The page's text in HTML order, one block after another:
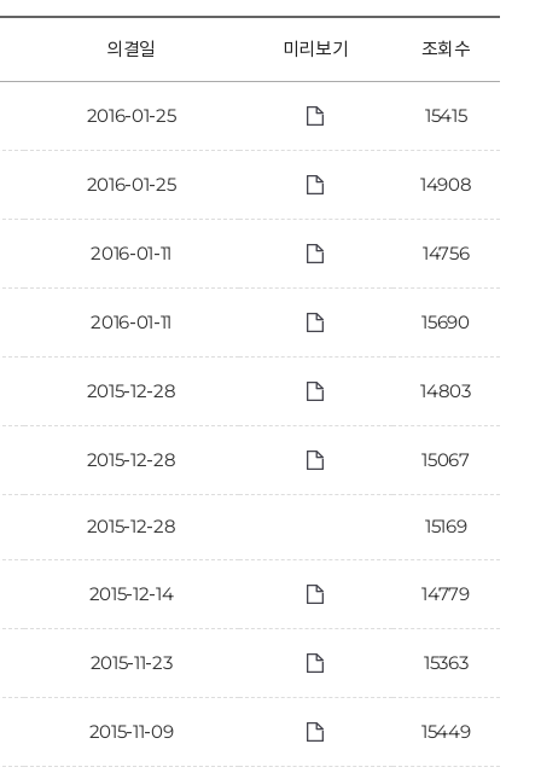
의결일 미리보기 조회수
2016-01-25 15415
2016-01-25 14908
2016-01-11 14756
2016-01-11 15690
2015-12-28 14803
2015-12-28 15067
2015-12-28 15169
2015-12-14 14779
2015-11-23 15363
2015-11-09 15449